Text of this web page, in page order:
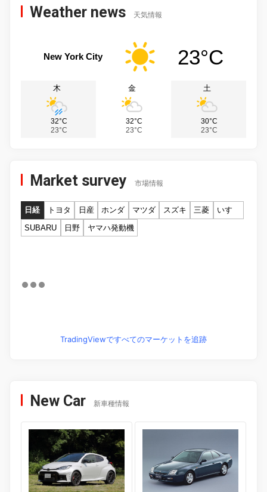
Weather news 天気情報
New York City 23°C
木
32°C
23°C
金
32°C
23°C
土
30°C
23°C
Market survey 市場情報
日経 トヨタ 日産 ホンダ マツダ スズキ 三菱
いすゞ
SUBARU
日野 ヤマハ発動機
TradingViewですべてのマーケットを追跡
New Car 新車種情報